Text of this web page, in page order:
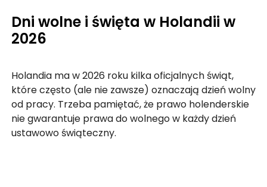
FAQ
O NAS
KARIERA
DLA FIRM
Dni wolne i święta w Holandii w
2026
Holandia ma w 2026 roku kilka oficjalnych świąt,
które często (ale nie zawsze) oznaczają dzień wolny
od pracy. Trzeba pamiętać, że prawo holenderskie
nie gwarantuje prawa do wolnego w każdy dzień
ustawowo świąteczny.